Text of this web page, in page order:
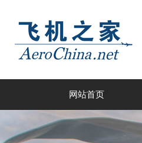
网站首页